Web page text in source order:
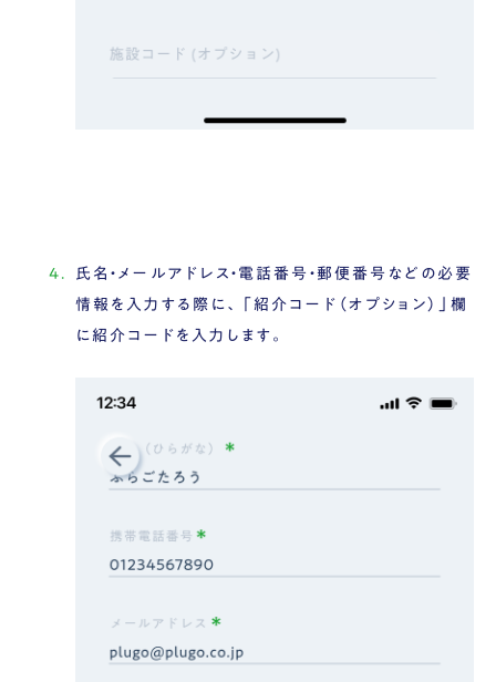
氏名・メールアドレス・電話番号・郵便番号などの必要
情報を入力する際に、「紹介コード（オプション）」欄
に紹介コードを入力します。